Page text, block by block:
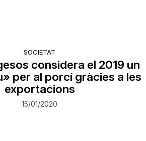
SOCIETAT
considera el 2019 un
per al porcí gràcies a les
exportacions
15/01/2020